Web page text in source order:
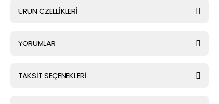
ÜRÜN ÖZELLİKLERİ
YORUMLAR
TAKSİT SEÇENEKLERİ